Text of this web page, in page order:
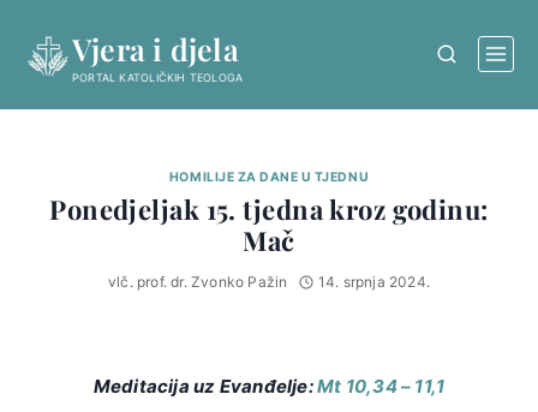
content
Vjera i djela
PORTAL KATOLIČKIH TEOLOGA
HOMILIJE ZA DANE U TJEDNU
Ponedjeljak 15. tjedna kroz godinu:
Mač
vlč. prof. dr. Zvonko Pažin 14. srpnja 2024.
Meditacija uz Evanđelje:Mt 10,34 – 11,1